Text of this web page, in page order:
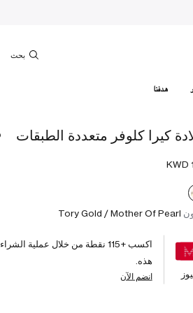
هدفنا
كيرا كلوفر متعددة الطبقات
Tory Gold / Mother Of Pearl
اكسب +115 نقطة من خلال عملية الشراء
هذه.
انضم الآن